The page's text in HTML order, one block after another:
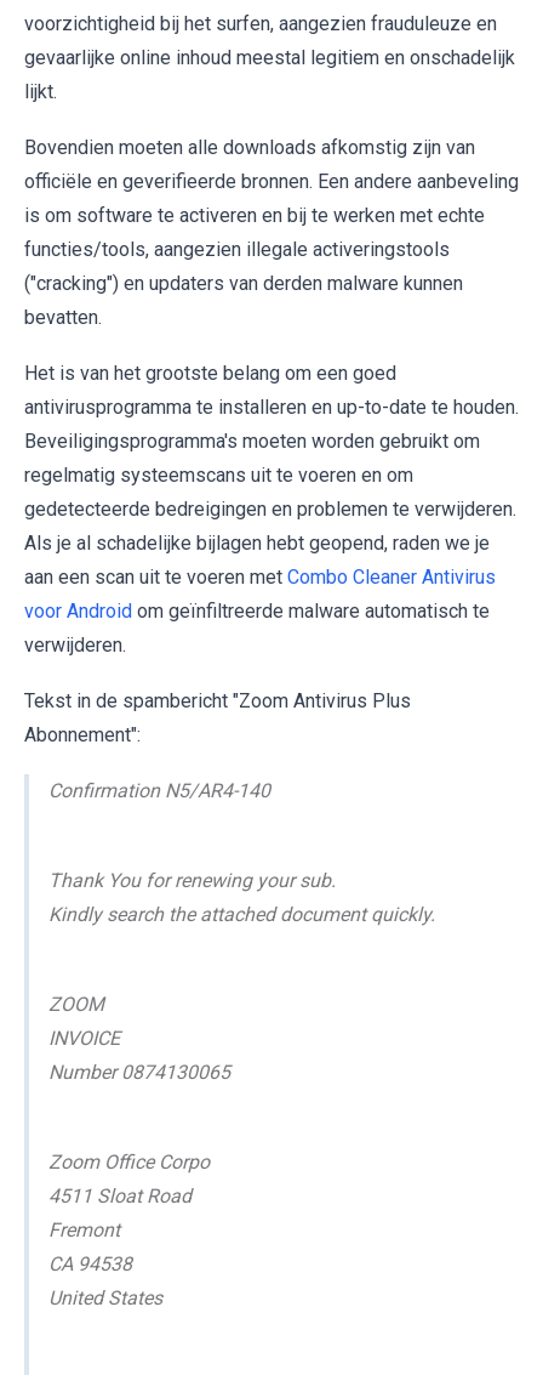
voorzichtigheid bij het surfen, aangezien frauduleuze en
gevaarlijke online inhoud meestal legitiem en onschadelijk
lijkt.
Bovendien moeten alle downloads afkomstig zijn van
officiële en geverifieerde bronnen. Een andere aanbeveling
is om software te activeren en bij te werken met echte
functies/tools, aangezien illegale activeringstools
("cracking") en updaters van derden malware kunnen
bevatten.
Het is van het grootste belang om een goed
antivirusprogramma te installeren en up-to-date te houden.
Beveiligingsprogramma's moeten worden gebruikt om
regelmatig systeemscans uit te voeren en om
gedetecteerde bedreigingen en problemen te verwijderen.
Als je al schadelijke bijlagen hebt geopend, raden we je
aan een scan uit te voeren met Combo Cleaner Antivirus
voor Android om geïnfiltreerde malware automatisch te
verwijderen.
Tekst in de spambericht "Zoom Antivirus Plus
Abonnement":
Confirmation N5/AR4-140
Thank You for renewing your sub.
Kindly search the attached document quickly.
ZOOM
INVOICE
Number 0874130065
Zoom Office Corpo
4511 Sloat Road
Fremont
CA 94538
United States